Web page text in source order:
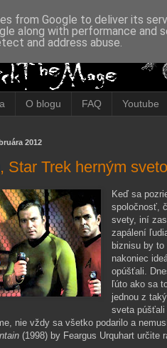
O blogu FAQ Youtube
2012
Star Trek herným
Keď sa
spoločnosť,
svety, iní
zapálení
biznisu by
nakoniec
opúšťali.
ľúto ako sa
jednou z
sveta
nie vždy sa všetko podarilo a
(1998) by Feargus Urquhart určite
from Google to deliver its
along with performance
and address abuse.